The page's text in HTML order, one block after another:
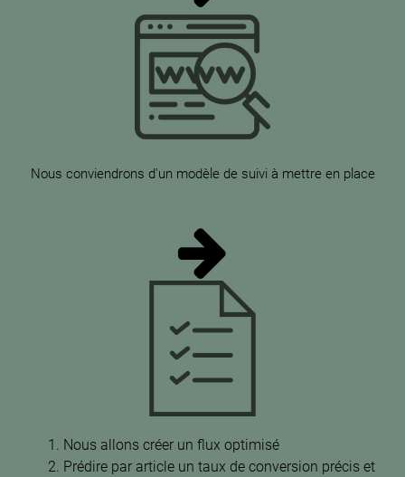
Nous conviendrons d'un modèle de suivi à mettre en place
Nous allons créer un flux optimisé
Prédire par article un taux de conversion précis et